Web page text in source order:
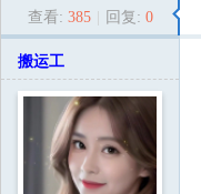
查看: 385 回复: 0
搬运工